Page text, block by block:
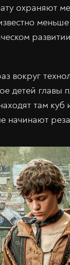
охраняют
меньше
вокруг
детей главы
там